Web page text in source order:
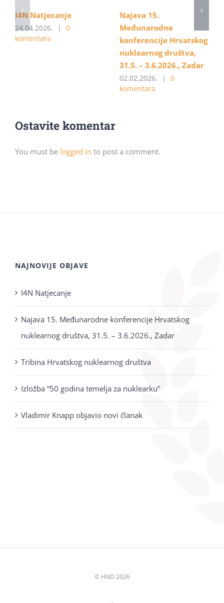
I4N Natjecanje
24.04.2026. |
0
komentara
Najava 15.
Međunarodne
konferencije Hrvatskog
nuklearnog društva,
31.5. – 3.6.2026., Zadar
02.02.2026. |
0
komentara
Ostavite komentar
You must be logged in to post a comment.
NAJNOVIJE OBJAVE
I4N Natjecanje
Najava 15. Međunarodne konferencije Hrvatskog
nuklearnog društva, 31.5. – 3.6.2026., Zadar
Tribina Hrvatskog nuklearnog društva
Izložba “50 godina temelja za nuklearku”
Vladimir Knapp objavio novi članak
© HND 2026